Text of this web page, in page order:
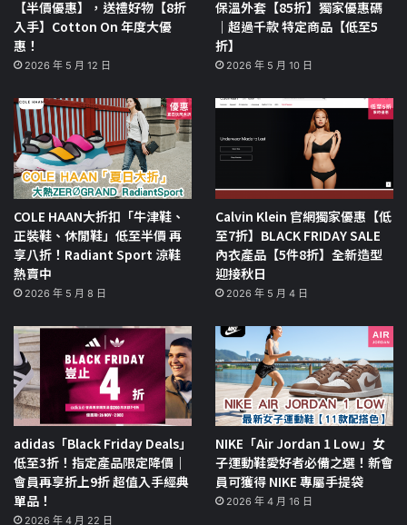
【半價優惠】，送禮好物【8折
入手】Cotton On 年度大優
惠！
2026 年 5 月 12 日
保溫外套【85折】獨家優惠碼
｜超過千款 特定商品【低至5
折】
2026 年 5 月 10 日
COLE HAAN大折扣「牛津鞋、
正裝鞋、休閒鞋」低至半價 再
享八折！Radiant Sport 涼鞋
熱賣中
2026 年 5 月 8 日
Calvin Klein 官網獨家優惠【低
至7折】BLACK FRIDAY SALE
內衣產品【5件8折】全新造型
迎接秋日
2026 年 5 月 4 日
adidas「Black Friday Deals」
低至3折！指定產品限定降價｜
會員再享折上9折 超值入手經典
單品！
2026 年 4 月 22 日
NIKE「Air Jordan 1 Low」女
子運動鞋愛好者必備之選！新會
員可獲得 NIKE 專屬手提袋
2026 年 4 月 16 日